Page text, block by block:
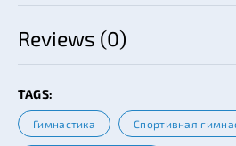
Reviews (0)
TAGS:
Гимнастика Спортивная